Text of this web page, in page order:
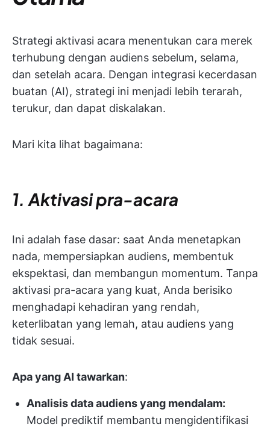
Strategi aktivasi acara menentukan cara merek
terhubung dengan audiens sebelum, selama,
dan setelah acara. Dengan integrasi kecerdasan
buatan (AI), strategi ini menjadi lebih terarah,
terukur, dan dapat diskalakan.
Mari kita lihat bagaimana:
1. Aktivasi pra-acara
Ini adalah fase dasar: saat Anda menetapkan
nada, mempersiapkan audiens, membentuk
ekspektasi, dan membangun momentum. Tanpa
aktivasi pra-acara yang kuat, Anda berisiko
menghadapi kehadiran yang rendah,
keterlibatan yang lemah, atau audiens yang
tidak sesuai.
Apa yang AI tawarkan:
Analisis data audiens yang mendalam:
Model prediktif membantu mengidentifikasi